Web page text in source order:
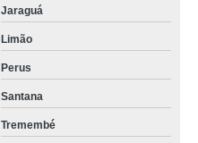
Jaraguá
Limão
Perus
Santana
Tremembé